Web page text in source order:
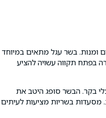
ומנות. בשר עגל מתאים במיוחד
בפתח תקווה עשויה להציע
בקר. הבשר סופג היטב את
מסעדות בשריות מציעות לעיתים